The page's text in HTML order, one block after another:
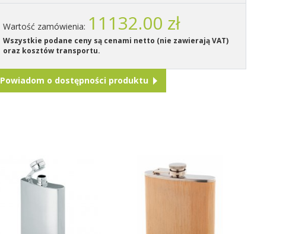
Wartość zamówienia: 11132.00 zł
Wszystkie podane ceny są cenami netto (nie zawierają VAT)
oraz kosztów transportu.
Powiadom o dostępności produktu